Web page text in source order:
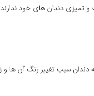
و تمیزی دندان های خود
دندان سبب تغییر رنگ آن ها